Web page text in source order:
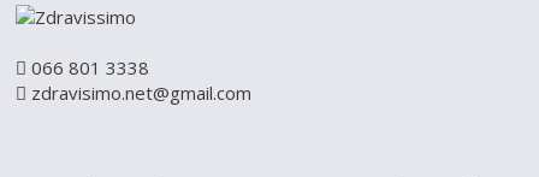
066 801 3338
zdravisimo.net@gmail.com